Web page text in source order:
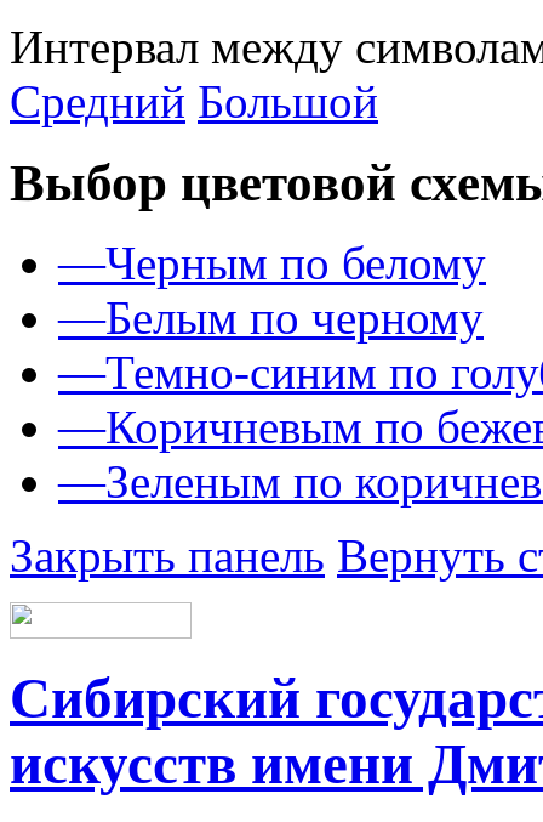
Интервал между
Средний Большой
Выбор цветовой
—Черным по белому
—Белым по черному
—Темно-синим по
—Коричневым по
—Зеленым по
Закрыть панель Вернуть
Сибирский
искусств имени